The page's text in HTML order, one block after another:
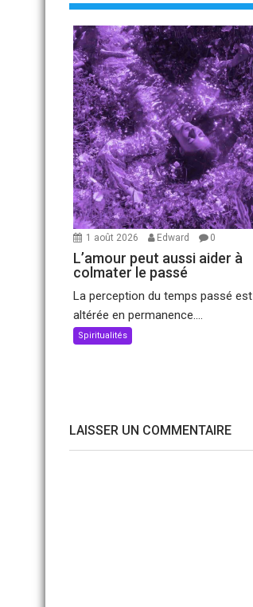
1 août 2026 Edward 0
L’amour peut aussi aider à
colmater le passé
La perception du temps passé est
altérée en permanence....
Spiritualités
LAISSER UN COMMENTAIRE